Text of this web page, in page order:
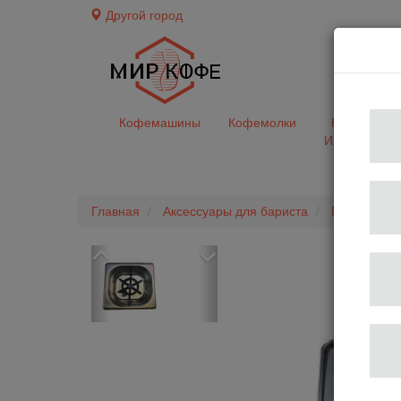
Другой город
Кофемашины Кофемолки
Кофе&Чай
Ингредиенты
Главная Аксессуары для бариста Мойки для